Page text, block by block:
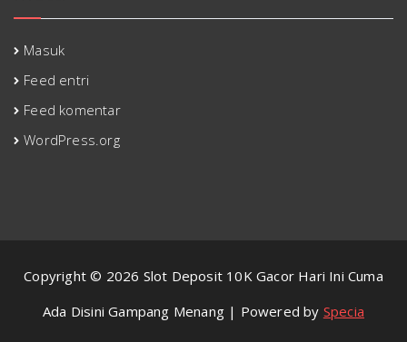
Masuk
Feed entri
Feed komentar
WordPress.org
Copyright © 2026 Slot Deposit 10K Gacor Hari Ini Cuma
Ada Disini Gampang Menang | Powered by Specia